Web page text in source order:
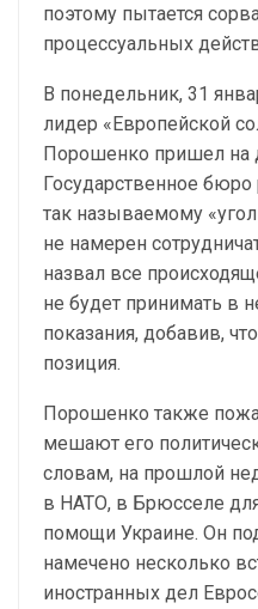
поэтому пытается
процессуальных
В понедельник, 31
лидер «Европейской
Порошенко пришел на
Государственное
так называемому
не намерен
назвал все
не будет принимать в
показания, добавив,
позиция.
Порошенко также
мешают его
словам, на прошлой
в НАТО, в Брюсселе
помощи Украине. Он
намечено несколько
иностранных дел